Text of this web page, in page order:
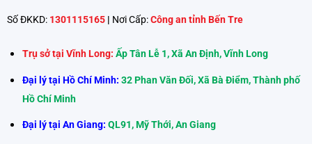
Số ĐKKD: 1301115165 | Nơi Cấp: Công an tỉnh Bến Tre
Trụ sở tại Vĩnh Long: Ấp Tân Lễ 1, Xã An Định, Vĩnh Long
Đại lý tại Hồ Chí Minh: 32 Phan Văn Đối, Xã Bà Điểm, Thành phố
Hồ Chí Minh
Đại lý tại An Giang: QL91, Mỹ Thới, An Giang